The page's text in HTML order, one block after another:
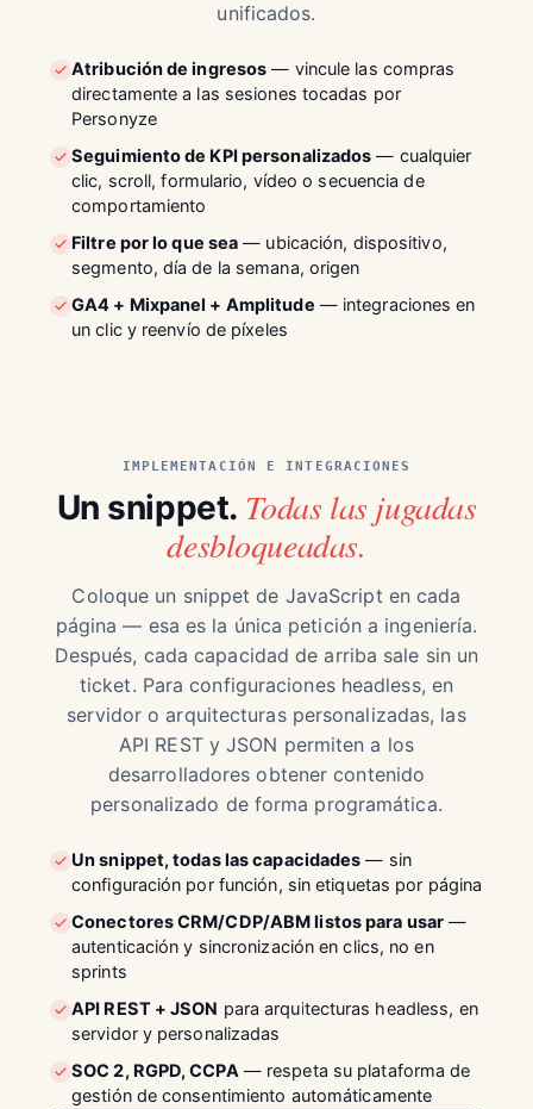
unificados.
Atribución de ingresos — vincule las compras
directamente a las sesiones tocadas por
Personyze
Seguimiento de KPI personalizados — cualquier
clic, scroll, formulario, vídeo o secuencia de
comportamiento
Filtre por lo que sea — ubicación, dispositivo,
segmento, día de la semana, origen
GA4 + Mixpanel + Amplitude — integraciones en
un clic y reenvío de píxeles
IMPLEMENTACIÓN E INTEGRACIONES
Un snippet. Todas las jugadas
desbloqueadas.
Coloque un snippet de JavaScript en cada
página — esa es la única petición a ingeniería.
Después, cada capacidad de arriba sale sin un
ticket. Para configuraciones headless, en
servidor o arquitecturas personalizadas, las
API REST y JSON permiten a los
desarrolladores obtener contenido
personalizado de forma programática.
Un snippet, todas las capacidades — sin
configuración por función, sin etiquetas por página
Conectores CRM/CDP/ABM listos para usar—
autenticación y sincronización en clics, no en
sprints
API REST + JSON para arquitecturas headless, en
servidor y personalizadas
SOC 2, RGPD, CCPA— respeta su plataforma de
gestión de consentimiento automáticamente